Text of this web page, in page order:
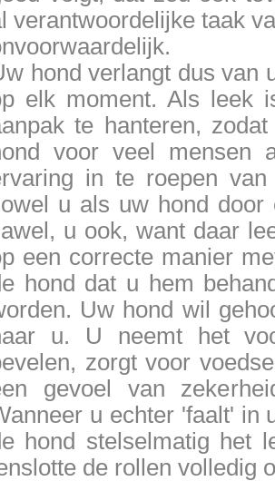
verantwoordelijke taak
hond verlangt dus van
elk moment. Als leek
te hanteren,
voor veel mensen
in te roepen
u als uw hond door
u ook, want daar
een correcte manier
hond dat u hem
Uw hond wil
u. U neemt het
zorgt voor
gevoel van
u echter 'faalt' in
hond stelselmatig het
de rollen volledig